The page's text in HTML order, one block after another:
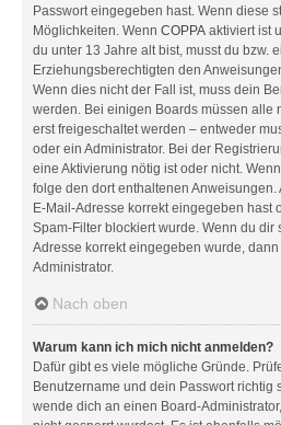
Passwort eingegeben hast. Wenn diese
Möglichkeiten. Wenn COPPA aktiviert ist
du unter 13 Jahre alt bist, musst du bzw.
Erziehungsberechtigten den
Wenn dies nicht der Fall ist, muss dein
werden. Bei einigen Boards müssen alle
erst freigeschaltet werden – entweder
oder ein Administrator. Bei der
eine Aktivierung nötig ist oder nicht.
folge den dort enthaltenen
E-Mail-Adresse korrekt eingegeben hast
Spam-Filter blockiert wurde. Wenn du dir
Adresse korrekt eingegeben wurde,
Administrator.
Nach oben
Warum kann ich mich nicht anmelden?
Dafür gibt es viele mögliche Gründe.
Benutzername und dein Passwort richtig
wende dich an einen Board-